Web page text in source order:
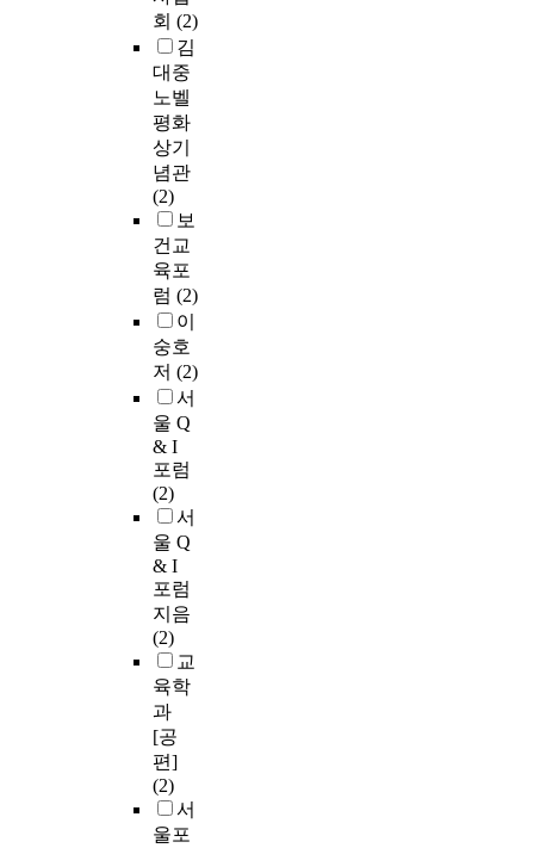
회 (2)
김
대중
노벨
평화
상기
념관
(2)
보
건교
육포
럼 (2)
이
숭호
저 (2)
서
울 Q
& I
포럼
(2)
서
울 Q
& I
포럼
지음
(2)
교
육학
과
[공
편]
(2)
서
울포